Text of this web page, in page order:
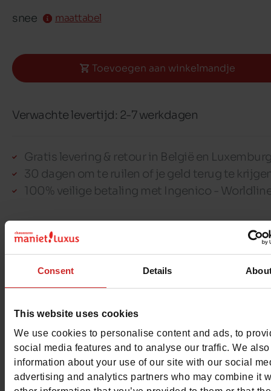
Consent Details
This website uses cookies
We use cookies to personalise content and ads, to
social media features and to analyse our traffic. We
information about your use of our site with our social
advertising and analytics partners who may combine it
snee maattabel
Toevoegen aan winkelmandje
Verwachte levertijd: 2-7 werkdagen
Gratis levering & retour in België en
30 dagen om te ruilen of je geld terug te
100% veilige betaling met Ingenico -
Dit artikel kan niet gereserveerd worden
Detail
Kenmerken
Color KAKI